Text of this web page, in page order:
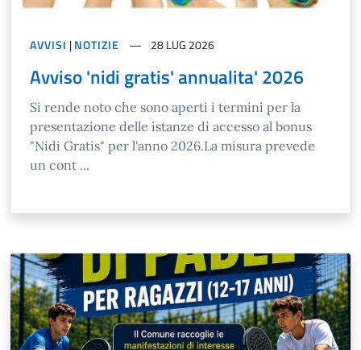
AVVISI |NOTIZIE 28 LUG 2026
Avviso 'nidi gratis' annualita' 2026
Si rende noto che sono aperti i termini per la
presentazione delle istanze di accesso al bonus
"Nidi Gratis" per l'anno 2026.La misura prevede
un cont ...